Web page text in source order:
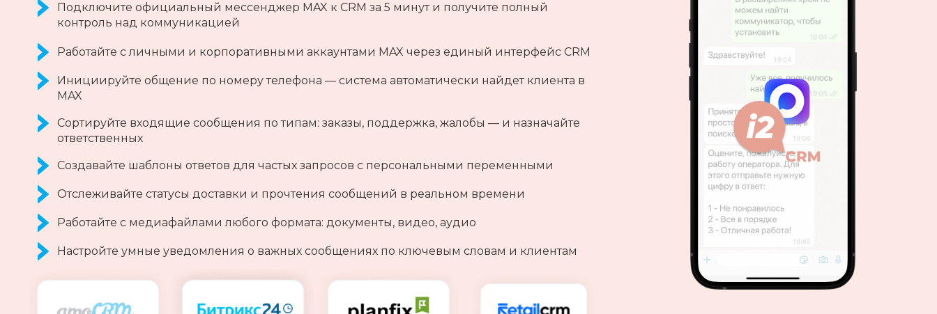
Подключите официальный мессенджер MAX к CRM за 5 минут и получите полный
контроль над коммуникацией
Работайте с личными и корпоративными аккаунтами MAX через единый интерфейс CRM
Инициируйте общение по номеру телефона — система автоматически найдет клиента в
MAX
Сортируйте входящие сообщения по типам: заказы, поддержка, жалобы — и назначайте
ответственных
Создавайте шаблоны ответов для частых запросов с персональными переменными
Отслеживайте статусы доставки и прочтения сообщений в реальном времени
Работайте с медиафайлами любого формата: документы, видео, аудио
Настройте умные уведомления о важных сообщениях по ключевым словам и клиентам